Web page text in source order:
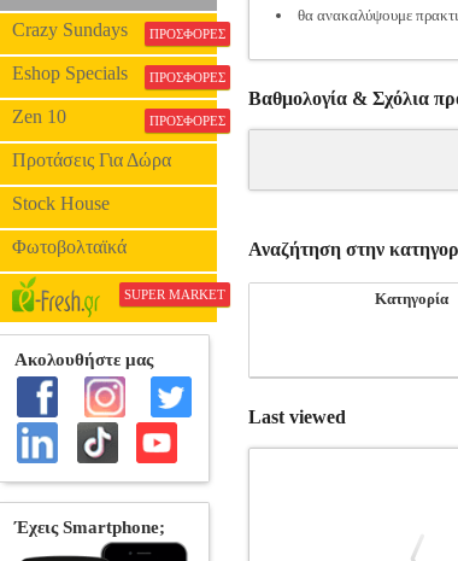
Crazy Sundays ΠΡΟΣΦΟΡΕΣ
Eshop Specials ΠΡΟΣΦΟΡΕΣ
Zen 10 ΠΡΟΣΦΟΡΕΣ
Προτάσεις Για Δώρα
Stock House
Φωτοβολταϊκά
SUPER MARKET
θα ανακαλύψουμε
Βαθμολογία & Σχόλια
Αναζήτηση στην
Κατηγορία
Last viewed